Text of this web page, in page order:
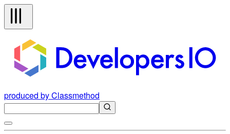
produced by Classmethod